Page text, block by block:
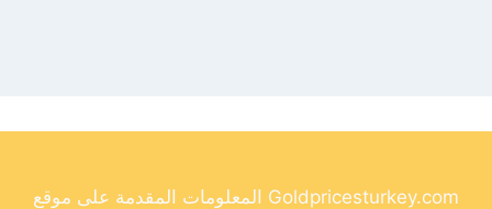
المعلومات المقدمة على موقع Goldpricesturkey.com